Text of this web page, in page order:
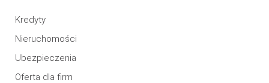
Kredyty
Nieruchomości
Ubezpieczenia
Oferta dla firm